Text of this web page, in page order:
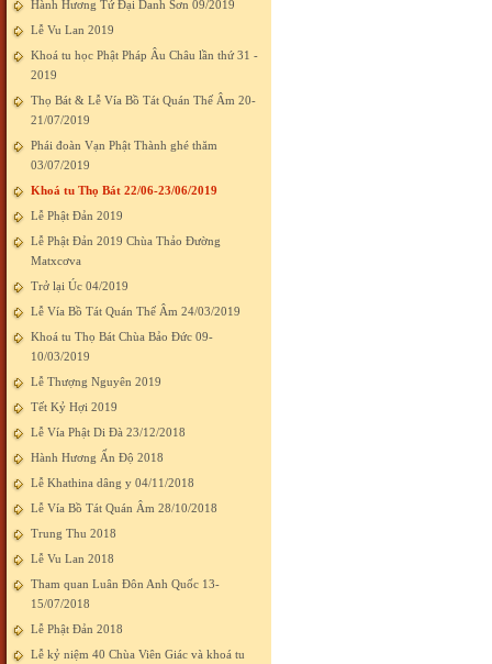
Hành Hương Tứ Đại Danh Sơn 09/2019
Lễ Vu Lan 2019
Khoá tu học Phật Pháp Âu Châu lần thứ 31 -
2019
Thọ Bát & Lễ Vía Bồ Tát Quán Thế Âm 20-
21/07/2019
Phái đoàn Vạn Phật Thành ghé thăm
03/07/2019
Khoá tu Thọ Bát 22/06-23/06/2019
Lễ Phật Đản 2019
Lễ Phật Đản 2019 Chùa Thảo Đường
Matxcơva
Trở lại Úc 04/2019
Lễ Vía Bồ Tát Quán Thế Âm 24/03/2019
Khoá tu Thọ Bát Chùa Bảo Đức 09-
10/03/2019
Lễ Thượng Nguyên 2019
Tết Kỷ Hợi 2019
Lễ Vía Phật Di Đà 23/12/2018
Hành Hương Ấn Độ 2018
Lễ Khathina dâng y 04/11/2018
Lễ Vía Bồ Tát Quán Âm 28/10/2018
Trung Thu 2018
Lễ Vu Lan 2018
Tham quan Luân Đôn Anh Quốc 13-
15/07/2018
Lễ Phật Đản 2018
Lễ kỷ niệm 40 Chùa Viên Giác và khoá tu